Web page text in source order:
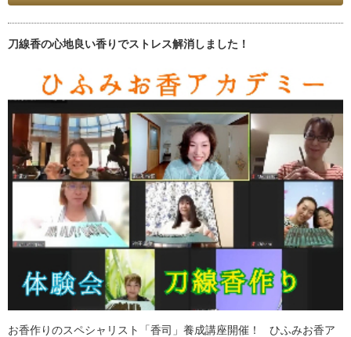
刀線香の心地良い香りでストレス解消しました！
お香作りのスペシャリスト「香司」養成講座開催！ ひふみお香ア